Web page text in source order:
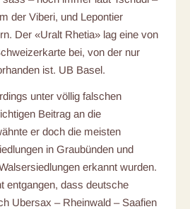
der Viberi, und Lepontier
Der «Uralt Rhetia» lag eine von
bei, von der nur
ist. UB Basel.
unter völlig falschen
Beitrag an die
er doch die meisten
in Graubünden und
erkannt wurden.
entgangen, dass deutsche
Ubersax – Rheinwald – Saafien